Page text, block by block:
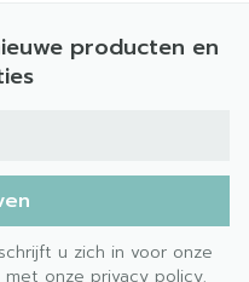
producten en
u zich in voor onze
met onze privacy policy.